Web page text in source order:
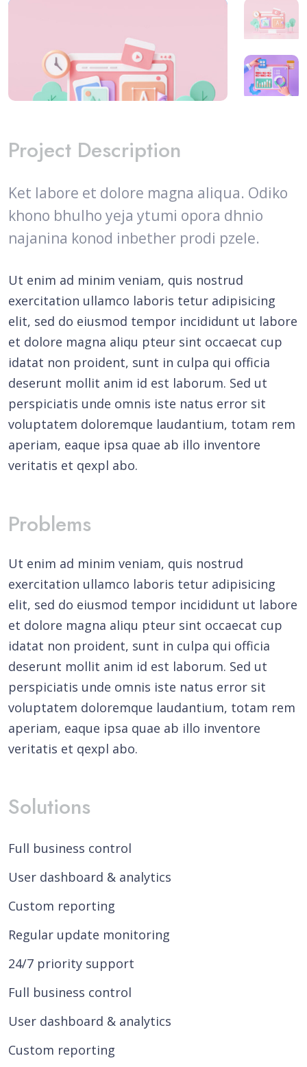
Project Description
Ket labore et dolore magna aliqua. Odiko
khono bhulho yeja ytumi opora dhnio
najanina konod inbether prodi pzele.
Ut enim ad minim veniam, quis nostrud
exercitation ullamco laboris tetur adipisicing
elit, sed do eiusmod tempor incididunt ut labore
et dolore magna aliqu pteur sint occaecat cup
idatat non proident, sunt in culpa qui officia
deserunt mollit anim id est laborum. Sed ut
perspiciatis unde omnis iste natus error sit
voluptatem doloremque laudantium, totam rem
aperiam, eaque ipsa quae ab illo inventore
veritatis et qexpl abo.
Problems
Ut enim ad minim veniam, quis nostrud
exercitation ullamco laboris tetur adipisicing
elit, sed do eiusmod tempor incididunt ut labore
et dolore magna aliqu pteur sint occaecat cup
idatat non proident, sunt in culpa qui officia
deserunt mollit anim id est laborum. Sed ut
perspiciatis unde omnis iste natus error sit
voluptatem doloremque laudantium, totam rem
aperiam, eaque ipsa quae ab illo inventore
veritatis et qexpl abo.
Solutions
Full business control
User dashboard & analytics
Custom reporting
Regular update monitoring
24/7 priority support
Full business control
User dashboard & analytics
Custom reporting